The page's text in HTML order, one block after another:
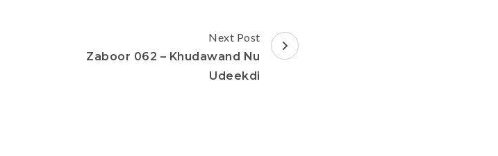
Next Post
Zaboor 062 – Khudawand Nu
Udeekdi